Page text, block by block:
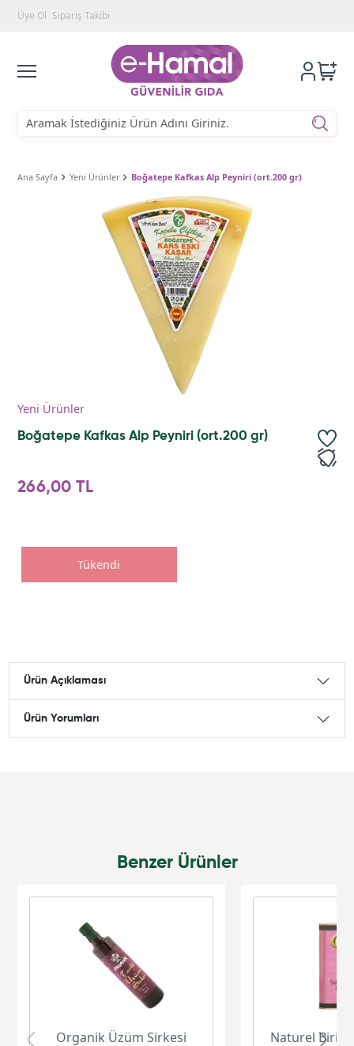
Üye Ol Sipariş Takibi
Ana Sayfa Yeni Ürünler Boğatepe Kafkas Alp Peyniri (ort.200 gr)
Yeni Ürünler
Boğatepe Kafkas Alp Peyniri (ort.200 gr)
266,00 TL
Tükendi
Ürün Açıklaması
Ürün Yorumları
Benzer Ürünler
Organik Üzüm Sirkesi
Naturel